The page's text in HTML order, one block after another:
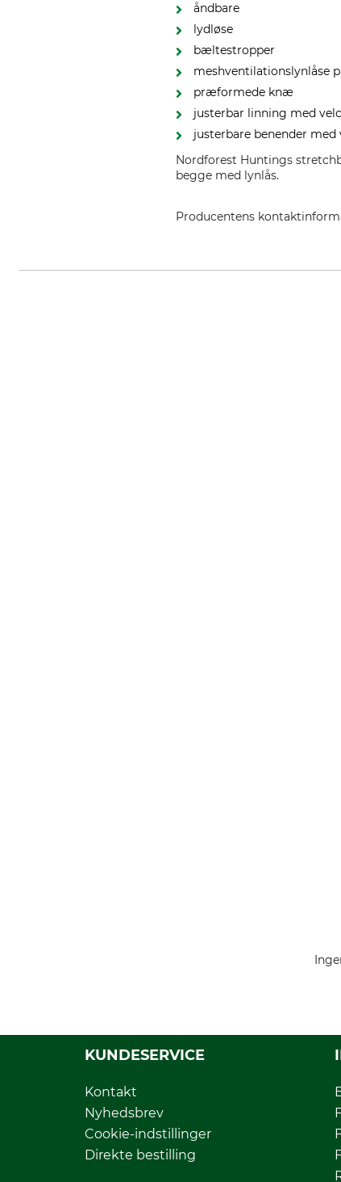
åndbare
lydløse
bæltestropper
meshventilationslynlåse
præformede knæ
justerbar linning med
justerbare benender
Nordforest Huntings
begge med lynlås.
Producentens
KUNDESERVICE
Kontakt
Nyhedsbrev
Cookie-indstillinger
Direkte bestilling